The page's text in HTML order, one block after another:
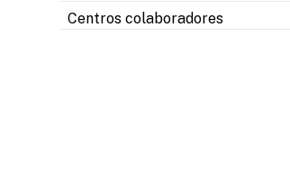
Centros colaboradores